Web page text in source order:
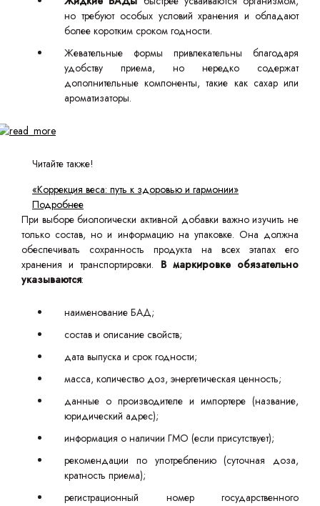
но требуют особых условий хранения и обладают
более коротким сроком годности.
Жевательные формы привлекательны благодаря
удобству приема, но нередко содержат
дополнительные компоненты, такие как сахар или
ароматизаторы.
Читайте также!
«Коррекция веса: путь к здоровью и гармонии»
Подробнее
При выборе биологически активной добавки важно изучить не
только состав, но и информацию на упаковке. Она должна
обеспечивать сохранность продукта на всех этапах его
хранения и транспортировки. В маркировке обязательно
указываются:
наименование БАД;
состав и описание свойств;
дата выпуска и срок годности;
масса, количество доз, энергетическая ценность;
данные о производителе и импортере (название,
юридический адрес);
информация о наличии ГМО (если присутствует);
рекомендации по употреблению (суточная доза,
кратность приема);
регистрационный номер государственного